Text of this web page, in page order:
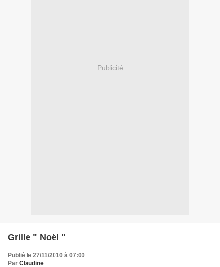
Publicité
Grille " Noël "
Publié le 27/11/2010 à 07:00
Par Claudine